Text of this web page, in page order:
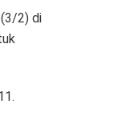
(3/2) di